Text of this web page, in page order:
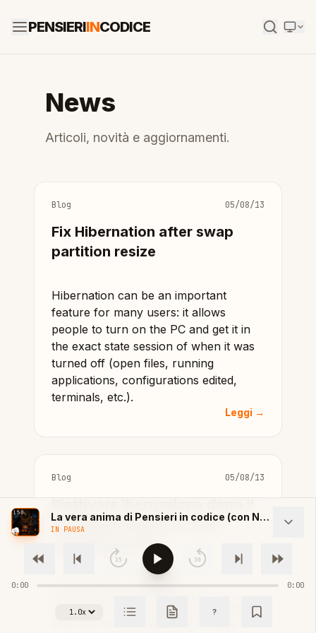
PENSIERIINCODICE
News
Articoli, novità e aggiornamenti.
Blog 05/08/13
Fix Hibernation after swap
partition resize
Hibernation can be an important
feature for many users: it allows
people to turn on the PC and get it in
the exact state session of when it was
turned off (open files, running
applications, configurations edited,
terminals, etc.).
Leggi →
Blog 05/08/13
ridimensionamento della
partizione swap
L’ibernazione può essere un
funzionalità importante per molti utenti:
essa permette di spegnere il PC ed
La vera anima di Pensieri in codice (con Nox di Runtime Radio)
IN PAUSA
15 30
0:00 0:00
Velocità di riproduzione
?